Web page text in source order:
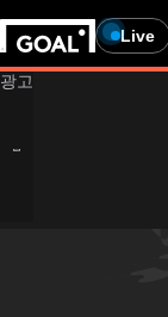
Live